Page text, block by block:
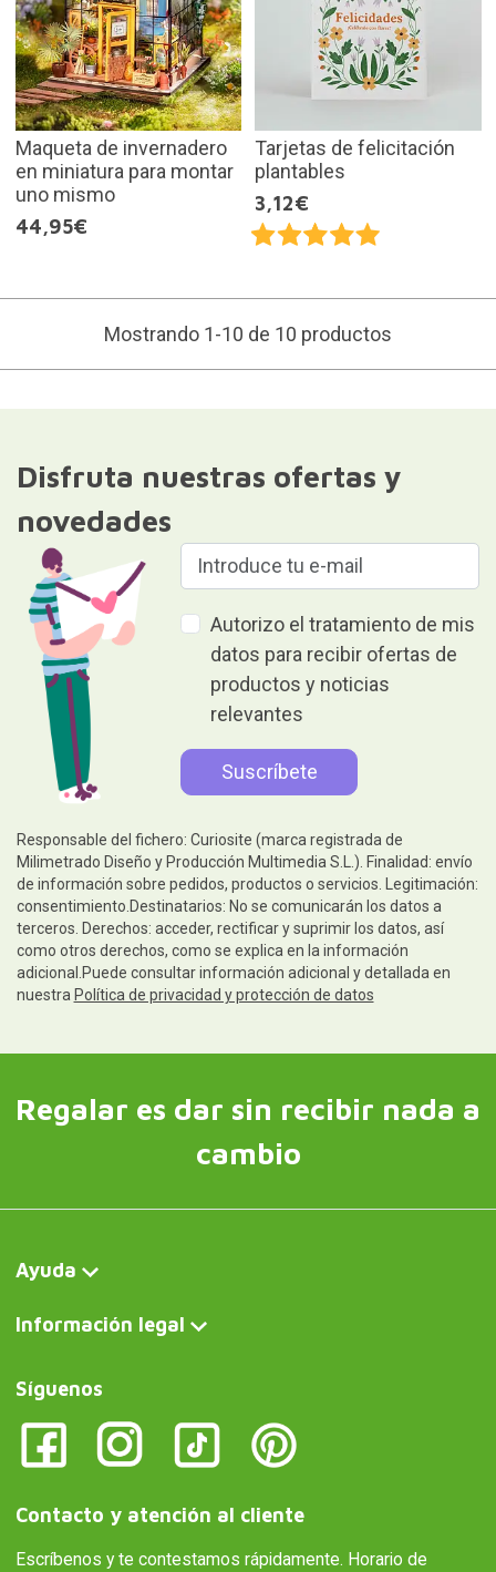
Maqueta de invernadero
en miniatura para montar
uno mismo
44,95€
Tarjetas de felicitación
plantables
3,12€
Mostrando 1-10 de 10 productos
Disfruta nuestras ofertas y
novedades
Autorizo el tratamiento de mis
datos para recibir ofertas de
productos y noticias
relevantes
Responsable del fichero: Curiosite (marca registrada de
Milimetrado Diseño y Producción Multimedia S.L.). Finalidad: envío
de información sobre pedidos, productos o servicios. Legitimación:
consentimiento.Destinatarios: No se comunicarán los datos a
terceros. Derechos: acceder, rectificar y suprimir los datos, así
como otros derechos, como se explica en la información
adicional.Puede consultar información adicional y detallada en
nuestra Política de privacidad y protección de datos
Regalar es dar sin recibir nada a
cambio
Ayuda
Información legal
Síguenos
Contacto y atención al cliente
Escríbenos y te contestamos rápidamente. Horario de